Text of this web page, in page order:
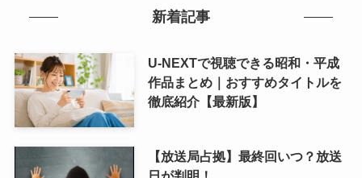
新着記事
U-NEXTで視聴できる昭和・平成
作品まとめ｜おすすめタイトルを
徹底紹介【最新版】
【放送局占拠】最終回いつ？放送